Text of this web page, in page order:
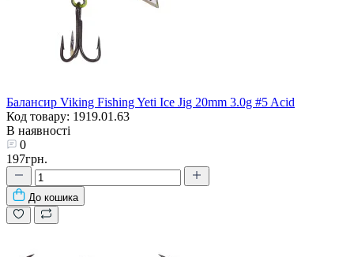
Балансир Viking Fishing Yeti Ice Jig 20mm 3.0g #5 Acid
Код товару: 1919.01.63
В наявності
0
197грн.
До кошика